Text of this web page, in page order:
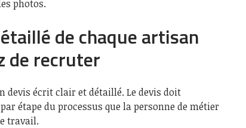
photos.
de chaque artisan
de recruter
devis écrit clair et détaillé. Le devis doit
étape du processus que la personne de métier
travail.